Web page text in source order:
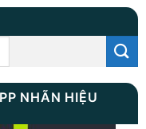
NHÃN HIỆU